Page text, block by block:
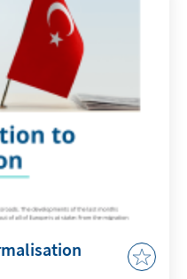
in Europa“
auf der
der Türkei und
Hilfe
immer wieder
und
die Zahlungen
ihren Zweck?
der Zulauf nach